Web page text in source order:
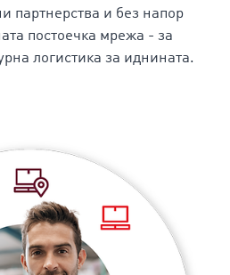
партнерства и без напор
постоечка мрежа - за
логистика за иднината.